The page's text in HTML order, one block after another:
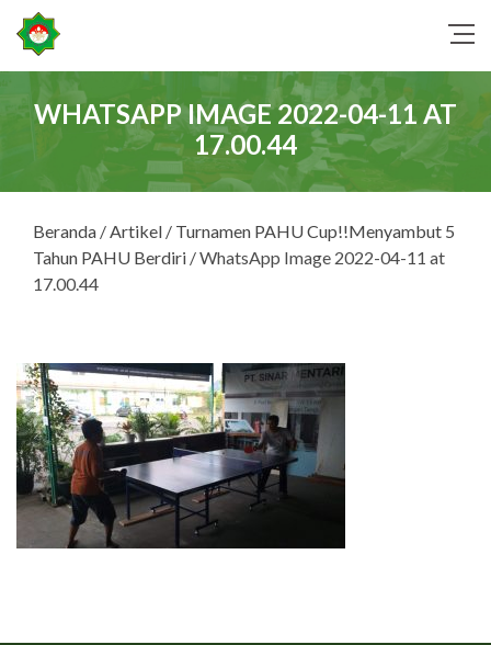
WHATSAPP IMAGE 2022-04-11 AT
17.00.44
Beranda /Artikel / Turnamen PAHU Cup!!Menyambut 5
Tahun PAHU Berdiri / WhatsApp Image 2022-04-11 at
17.00.44